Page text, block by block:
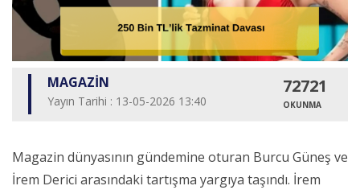
MAGAZİN
Yayın Tarihi : 13-05-2026 13:40
72721
OKUNMA
Magazin dünyasının gündemine oturan Burcu Güneş ve
İrem Derici arasındaki tartışma yargıya taşındı. İrem